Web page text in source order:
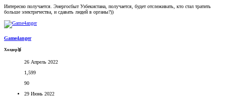
Интересно получается. Энергосбыт Узбекистана, получается, будет отслеживать, кто стал тратить
больше электричества, и сдавать людей в органы?))
Game4anger
Холдер🥉
26 Апрель 2022
1,599
90
29 Июнь 2022